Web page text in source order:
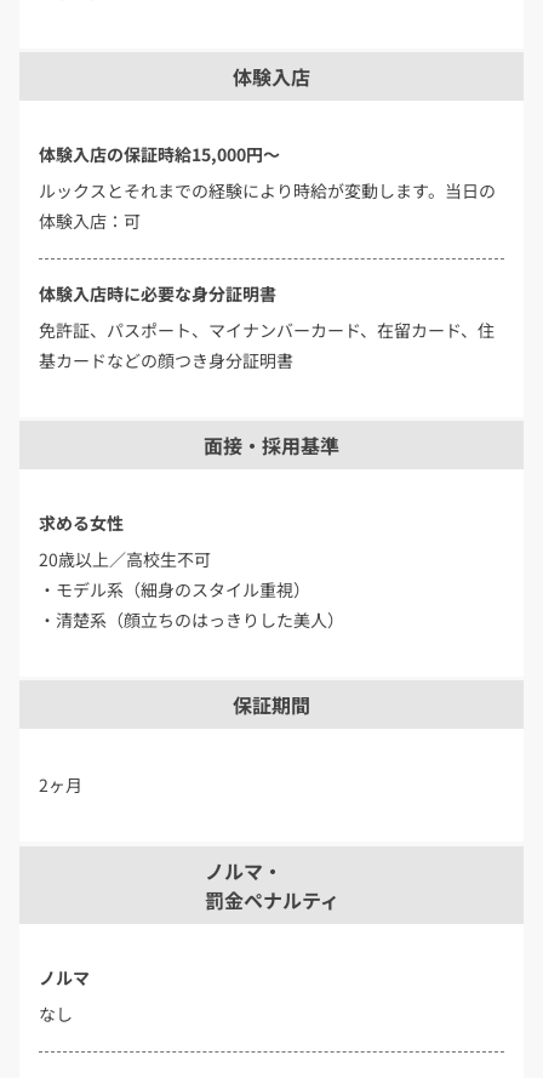
体験入店
体験入店の保証時給15,000円～
ルックスとそれまでの経験により時給が変動します。当日の
体験入店：可
体験入店時に必要な身分証明書
免許証、パスポート、マイナンバーカード、在留カード、住
基カードなどの顔つき身分証明書
面接・採用基準
求める女性
20歳以上／高校生不可
・モデル系（細身のスタイル重視）
・清楚系（顔立ちのはっきりした美人）
保証期間
2ヶ月
ノルマ・
罰金ペナルティ
ノルマ
なし